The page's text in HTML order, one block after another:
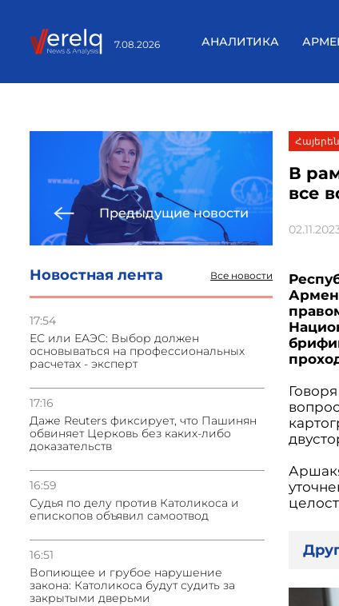
7.08.2026 АНАЛИТИКА
Предыдущие новости
Новостная лента Все новости
17:54
ЕС или ЕАЭС: Выбор должен
основываться на профессиональных
расчетах - эксперт
17:16
Даже Reuters фиксирует, что Пашинян
обвиняет Церковь без каких-либо
доказательств
16:59
Судья по делу против Католикоса и
епископов объявил самоотвод
16:51
Вопиющее и грубое нарушение
закона: Католикоса будут судить за
закрытыми дверьми
Հայերեն
В
все